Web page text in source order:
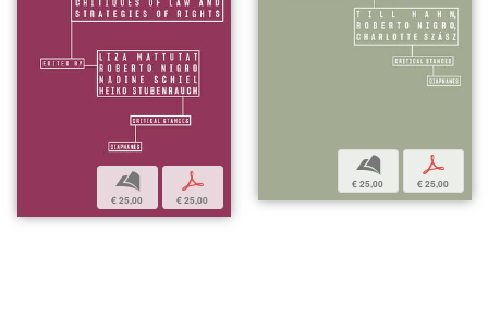
b
€ 25,00
p
€ 25,00
b
€ 25,00
p
€ 25,00